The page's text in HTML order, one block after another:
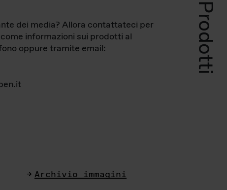
Prodotti
dei media? Allora contattateci per
informazioni sui prodotti al
oppure tramite email:
Archivio immagini